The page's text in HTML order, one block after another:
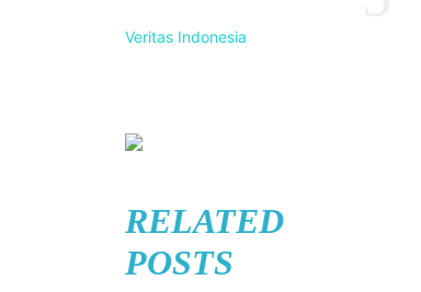
Veritas Indonesia
RELATED
POSTS